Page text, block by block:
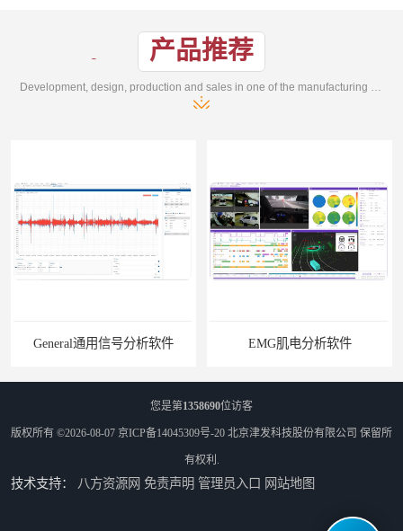
产品推荐
General通用信号分析软件 EMG肌电分析软件
您是第1358690位访客
版权所有 ©2026-08-07 京ICP备14045309号-20 北京津发科技股份有限公司 保留所
有权利.
技术支持： 八方资源网 免责声明 管理员入口 网站地图